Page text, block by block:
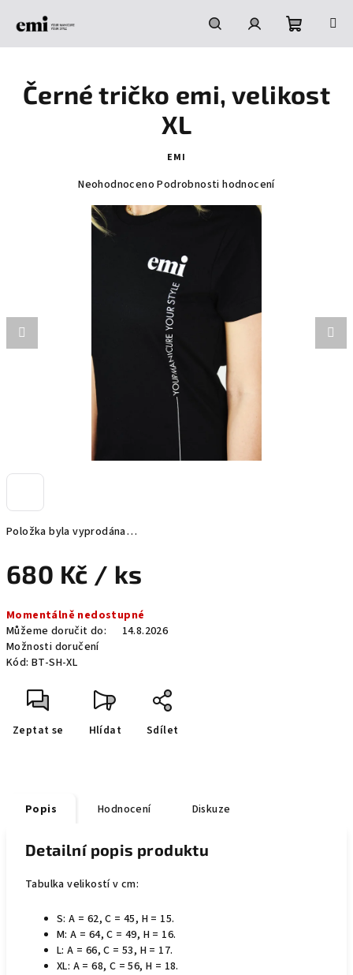
HledatPřihlášeníNákupní
košík
Položka byla vyprodána…
680 Kč / ks
cena:
Momentálně nedostupné
Můžeme doručit do:
14.8.2026
Možnosti doručení
Kód: BT-SH-XL
Zeptat se Hlídat Sdílet
Černé tričko emi, velikost
XL
EMI
Průměrné
produktu
Neohodnoceno Podrobnosti hodnocení
Popis Hodnocení Diskuze
Detailní popis produktu
Tabulka velikostí v cm:
S: A = 62, C = 45, H = 15.
M: A = 64, C = 49, H = 16.
L: A = 66, C = 53, H = 17.
XL: A = 68, C = 56, H = 18.